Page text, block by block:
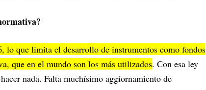
lo que limita el desarrollo de instrumentos como fondos
que en el mundo son los más utilizados. Con esa ley
nada. Falta muchísimo aggiornamiento de